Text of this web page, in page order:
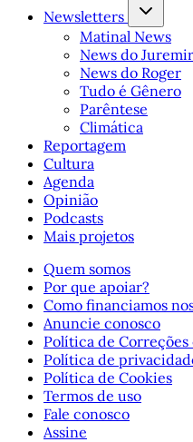
Newsletters
Matinal News
News do Juremir
News do Roger
Tudo é Gênero
Parêntese
Climática
Reportagem
Cultura
Agenda
Opinião
Podcasts
Mais projetos
Quem somos
Por que apoiar?
Como financiamos
Anuncie conosco
Política de
Política de
Política de Cookies
Termos de uso
Fale conosco
Assine